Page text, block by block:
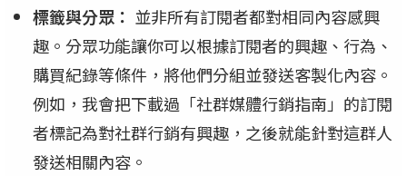
標籤與分眾： 並非所有訂閱者都對相同內容感興
趣。分眾功能讓你可以根據訂閱者的興趣、行為、
購買紀錄等條件，將他們分組並發送客製化內容。
例如，我會把下載過「社群媒體行銷指南」的訂閱
者標記為對社群行銷有興趣，之後就能針對這群人
發送相關內容。